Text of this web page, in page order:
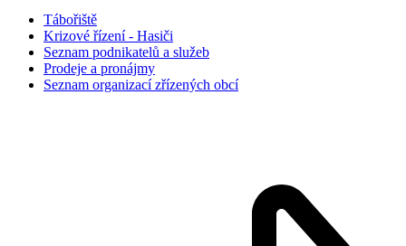
Tábořiště
Krizové řízení - Hasiči
Seznam podnikatelů a služeb
Prodeje a pronájmy
Seznam organizací zřízených obcí